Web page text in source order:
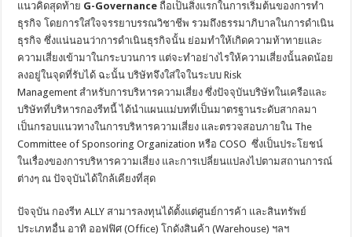
แนวคิดสุดท้าย G-Governance ถือเป็นสิ่งแรกในการเริ่มต้นของการทำ
ธุรกิจ โดยการใส่ใจจรรยาบรรณวิชาชีพ รวมถึงธรรมาภิบาลในการดำเนิน
ธุรกิจ ซึ่งแน่นอนว่าการดำเนินธุรกิจนั้น ย่อมทำให้เกิดความท้าทายและ
ความเสี่ยงเข้ามาในกระบวนการ แต่จะทำอย่างไรให้ความเสี่ยงนั้นลดน้อย
ลงอยู่ในจุดที่รับได้ ฉะนั้น บริษัทจึงใส่ใจในระบบ Risk
Management สำหรับการบริหารความเสี่ยง ซึ่งปัจจุบันบริษัทในเครือและ
บริษัทที่บริหารกองรีทนี้ ได้นำแผนแม่บทที่เป็นมาตรฐานระดับสากลมา
เป็นกรอบแนวทางในการบริหารความเสี่ยง และตรวจสอบภายใน The
Committee of Sponsoring Organization หรือ COSO ซึ่งเป็นประโยชน์
ในเรื่องของการบริหารความเสี่ยง และการเปลี่ยนแปลงไปตามสถานการณ์
ต่างๆ ณ ปัจจุบันได้ใกล้เคียงที่สุด
ปัจจุบัน กองรีท ALLY สามารลงทุนได้ตั้งแต่ศูนย์การค้า และสินทรัพย์
ประเภทอื่น อาทิ ออฟฟิศ (Office) โกดังสินค้า (Warehouse) ฯลฯ